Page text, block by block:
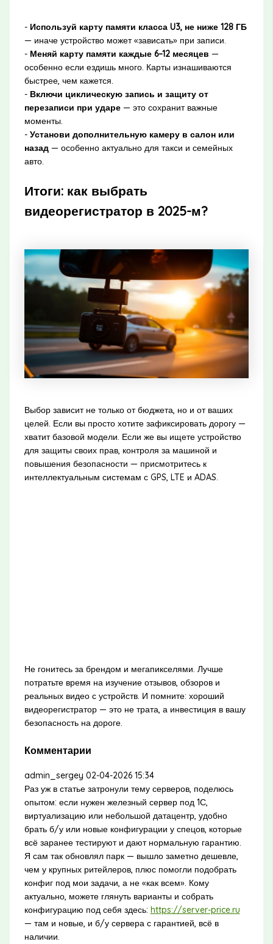
- Используй карту памяти класса U3, не ниже 128 ГБ
— иначе устройство может «зависать» при записи.
- Меняй карту памяти каждые 6–12 месяцев —
особенно если ездишь много. Карты изнашиваются
быстрее, чем кажется.
- Включи циклическую запись и защиту от
перезаписи при ударе— это сохранит важные
моменты.
- Установи дополнительную камеру в салон или
назад— особенно актуально для такси и семейных
авто.
Итоги: как выбрать
видеорегистратор в 2025-м?
Выбор зависит не только от бюджета, но и от ваших
целей. Если вы просто хотите зафиксировать дорогу —
хватит базовой модели. Если же вы ищете устройство
для защиты своих прав, контроля за машиной и
повышения безопасности — присмотритесь к
интеллектуальным системам с GPS, LTE и ADAS.
Не гонитесь за брендом и мегапикселями. Лучше
потратьте время на изучение отзывов, обзоров и
реальных видео с устройств. И помните: хороший
видеорегистратор — это не трата, а инвестиция в вашу
безопасность на дороге.
Комментарии
admin_sergey 02-04-2026 15:34
Раз уж в статье затронули тему серверов, поделюсь
опытом: если нужен железный сервер под 1С,
виртуализацию или небольшой датацентр, удобно
брать б/у или новые конфигурации у спецов, которые
всё заранее тестируют и дают нормальную гарантию.
Я сам так обновлял парк — вышло заметно дешевле,
чем у крупных ритейлеров, плюс помогли подобрать
конфиг под мои задачи, а не «как всем». Кому
актуально, можете глянуть варианты и собрать
конфигурацию под себя здесь: https://server-price.ru
— там и новые, и б/у сервера с гарантией, всё в
наличии.